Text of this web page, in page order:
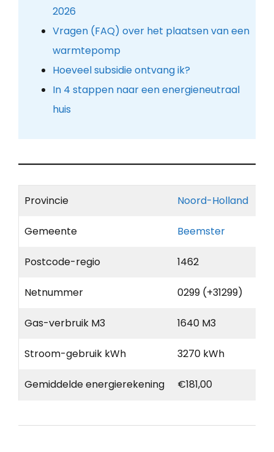
2026
Vragen (FAQ) over het plaatsen van een
warmtepomp
Hoeveel subsidie ontvang ik?
In 4 stappen naar een energieneutraal
huis
Provincie Noord-Holland
Gemeente Beemster
Postcode-regio 1462
Netnummer 0299 (+31299)
Gas-verbruik M3 1640 M3
Stroom-gebruik kWh 3270 kWh
Gemiddelde energierekening €181,00